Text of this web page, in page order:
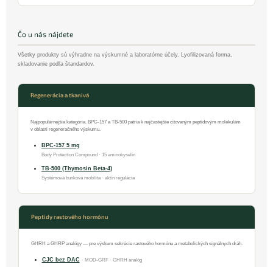
Čo u nás nájdete
Všetky produkty sú výhradne na výskumné a laboratórne účely. Lyofilizovaná forma,
skladovanie podľa štandardov.
Regenerácia a tkanivá
Najpopulárnejšia kategória. BPC-157 a TB-500 patria k najčastejšie citovaným peptidovým molekulám
v oblasti regeneračného výskumu.
BPC-157 5 mg
Body Protection Compound · 15 aminokyselín
TB-500 (Thymosin Beta-4)
Systémová bunková mobilita · aktín regulácia
Peptidy rastového hormónu
GHRH a GHRP analógy — pre výskum sekrécie rastového hormónu a metabolických signálnych dráh.
CJC bez DAC · MOD-GRF · GHRH analóg